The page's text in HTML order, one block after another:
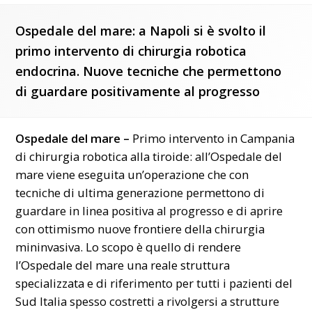
Ospedale del mare: a Napoli si è svolto il
primo intervento di chirurgia robotica
endocrina. Nuove tecniche che permettono
di guardare positivamente al progresso
Ospedale del mare – Primo intervento in Campania
dichirurgia robotica alla tiroide: all’Ospedale del
mare viene eseguita un’operazione che con
tecniche di ultima generazione permettono di
guardare in linea positiva al progresso e di aprire
con ottimismo nuove frontiere della chirurgia
mininvasiva. Lo scopo è quello di rendere
l’Ospedale del mare una realestruttura
specializzatae di riferimento per tutti i pazienti del
Sud Italia spesso costretti a rivolgersi a strutture